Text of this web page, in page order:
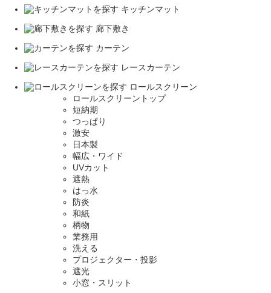
キッチンマット
廊下敷き
カーテン
レースカーテン
ロールスクリーン
ロールスクリーントップ
短納期
つっぱり
激安
日本製
幅広・ワイド
UVカット
遮熱
はっ水
防炎
和紙
柄物
業務用
洗える
プロジェクター・投影
遮光
小窓・スリット